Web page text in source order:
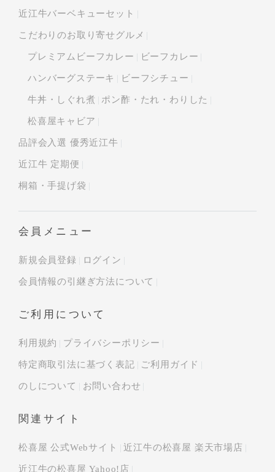
近江牛バーベキューセット
こだわりのお取り寄せグルメ
プレミアムビーフカレー ビーフカレー
ハンバーグステーキ ビーフシチュー
牛丼・しぐれ煮 ポン酢・たれ・わりした
松喜屋キャビア
品評会入選 優秀近江牛
近江牛 定期便
桐箱・手提げ袋
会員メニュー
新規会員登録 ログイン
会員情報の引継ぎ方法について
ご利用について
利用規約 プライバシーポリシー
特定商取引法に基づく表記 ご利用ガイド
のしについて お問い合わせ
関連サイト
松喜屋 公式Webサイト 近江牛の松喜屋 楽天市場店
近江牛の松喜屋 Yahoo!店